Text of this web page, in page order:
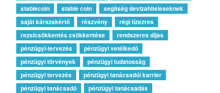
stablecoin
stable coin
segítség devizahiteleseknek
saját kárszakértő
részvény
régi tízezres
rezsicsökkentés csökkentése
rendszeres díjas
pénzügyi-tervezés
pénzügyi vetélkedő
pénzügyi törvények
pénzügyi tudatosság
pénzügyi tervezés
pénzügyi tanácsadói karrier
pénzügyi tanácsadó
pénzügyi tanácsadás